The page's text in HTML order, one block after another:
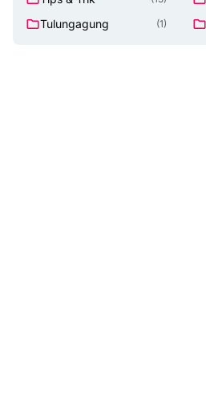
Tulungagung (1)